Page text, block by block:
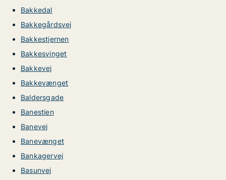
Bakkedal
Bakkegårdsvej
Bakkestjernen
Bakkesvinget
Bakkevej
Bakkevænget
Baldersgade
Banestien
Banevej
Banevænget
Bankagervej
Basunvej